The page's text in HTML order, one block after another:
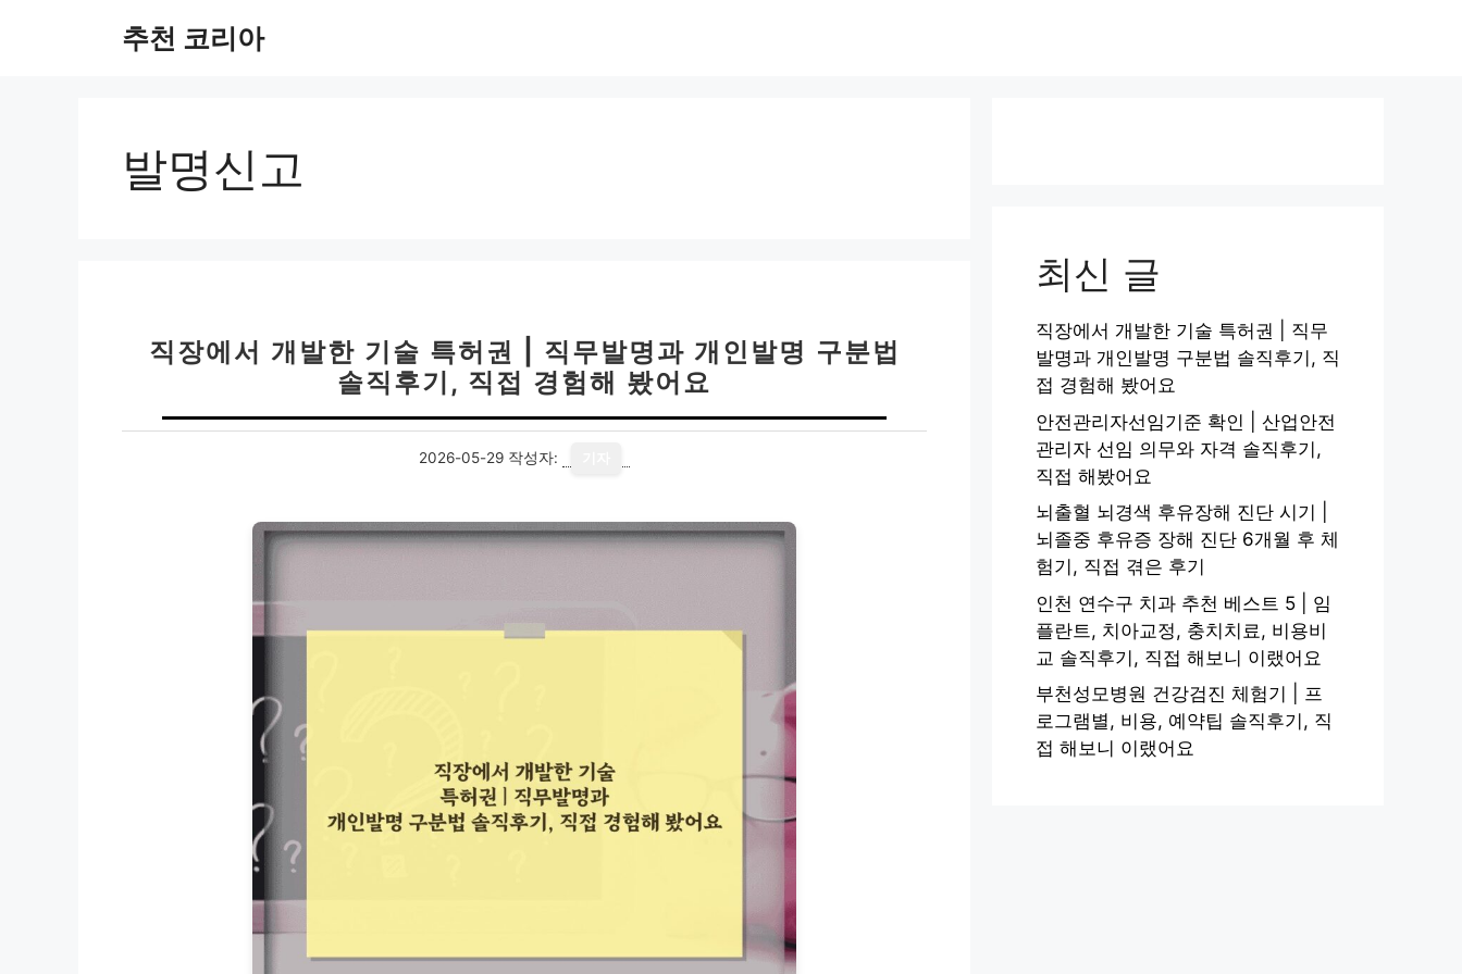
추천 코리아
발명신고
직장에서 개발한 기술 특허권 | 직무발명과 개인발명 구분법
솔직후기, 직접 경험해 봤어요
2026-05-29 작성자:
최신 글
직장에서 개발한 기술 특허권 | 직무
발명과 개인발명 구분법 솔직후기, 직
접 경험해 봤어요
안전관리자선임기준 확인 | 산업안전
관리자 선임 의무와 자격 솔직후기,
직접 해봤어요
뇌출혈 뇌경색 후유장해 진단 시기 |
뇌졸중 후유증 장해 진단 6개월 후 체
험기, 직접 겪은 후기
인천 연수구 치과 추천 베스트 5 | 임
플란트, 치아교정, 충치치료, 비용비
교 솔직후기, 직접 해보니 이랬어요
부천성모병원 건강검진 체험기 | 프
로그램별, 비용, 예약팁 솔직후기, 직
접 해보니 이랬어요